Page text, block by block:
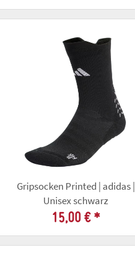
Gripsocken Printed | adidas |
Unisex schwarz
15,00 € *